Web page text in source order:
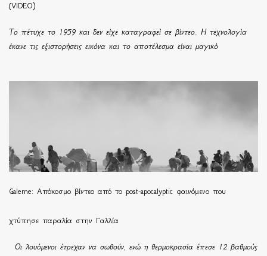
(VIDEO)
Το πέτυχε το 1959 και δεν είχε καταγραφεί σε βίντεο. Η τεχνολογία
έκανε τις εξιστορήσεις εικόνα και το αποτέλεσμα είναι μαγικό
Galerne: Απόκοσμο βίντεο από το post-apocalyptic φαινόμενο που
χτύπησε παραλία στην Γαλλία
Οι λουόμενοι έτρεχαν να σωθούν, ενώ η θερμοκρασία έπεσε 12 βαθμούς